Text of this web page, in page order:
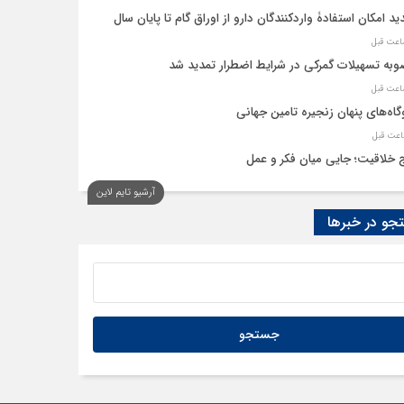
امکان استفادۀ واردکنندگان دارو از اوراق گام تا پایان سال
تسهیلات گمرکی در شرایط اضطرار تمدید شد
پنهان زنجیره تامین جهانی
خلاقیت؛ جایی میان فکر و عمل
حلقه پیوند میدان اقتصاد و عرصه تصمیم‌گیری است
آرشیو تایم لاین
در خبرها